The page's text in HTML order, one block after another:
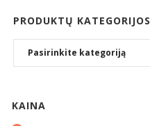
PRODUKTŲ KATEGORIJOS
KAINA